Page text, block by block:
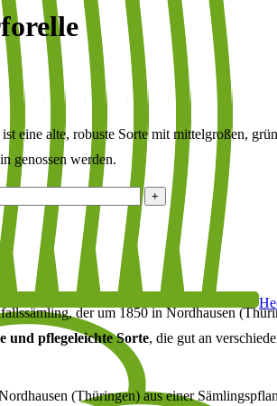
eine alte, robuste Sorte mit mittelgroßen,
genossen werden.
der um 1850 in Nordhausen
und pflegeleichte Sorte, die gut an
(Thüringen) aus einer